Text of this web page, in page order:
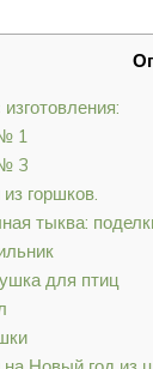
1
3
горшков.
тыква:
для птиц